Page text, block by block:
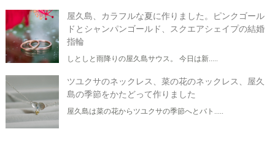
屋久島、カラフルな夏に作りました。ピンクゴール
ドとシャンパンゴールド、スクエアシェイプの結婚
指輪
しとしと雨降りの屋久島サウス。 今日は新.....
ツユクサのネックレス、菜の花のネックレス、屋久
島の季節をかたどって作りました
屋久島は菜の花からツユクサの季節へとバト.....